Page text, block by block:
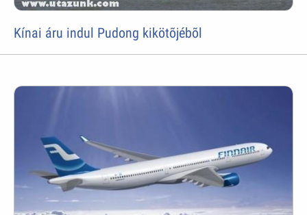
Kínai áru indul Pudong kikötõjébõl